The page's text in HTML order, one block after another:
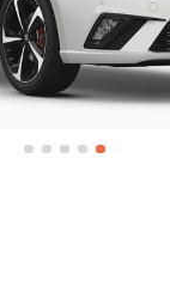
ליסינג
ליסינג מימוני
ליסינג תפעולי
השכרת רכב